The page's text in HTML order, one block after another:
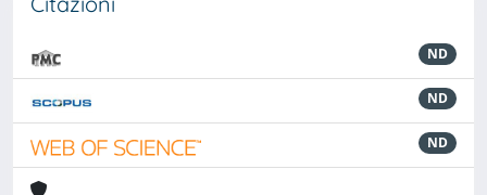
ND
ND
ND